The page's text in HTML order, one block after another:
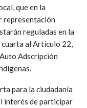
que en la
representación
reguladas en la
al Artículo 22,
Adscripción
para la ciudadanía
interés de participar